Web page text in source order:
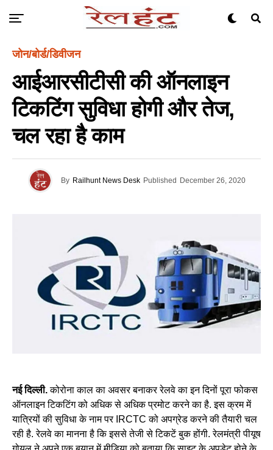
जोन/बोर्ड/डिवीजन
आईआरसीटीसी की ऑनलाइन
टिकटिंग सुविधा होगी और तेज,
चल रहा है काम
By Railhunt News Desk Published December 26, 2020
नई दिल्ली.कोरोना काल का अवसर बनाकर रेलवे का इन दिनों पूरा फोकस
ऑनलाइन टिकटिंग को अधिक से अधिक प्रमोट करने का है. इस क्रम में
यात्रियों की सुविधा के नाम पर IRCTC को अपग्रेड करने की तैयारी चल
रही है. रेलवे का मानना है कि इससे तेजी से टिकटें बुक होंगी. रेलमंत्री पीयूष